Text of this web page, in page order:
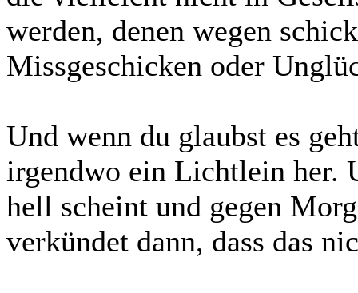
werden, denen wegen
Missgeschicken oder
Und wenn du glaubst es
irgendwo ein Lichtlein her.
hell scheint und gegen
verkündet dann, dass das